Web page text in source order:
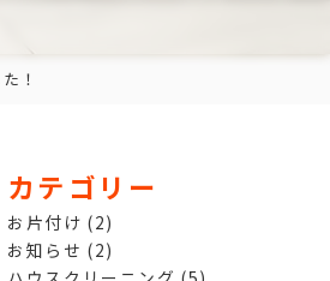
！
カテゴリー
お片付け (2)
お知らせ (2)